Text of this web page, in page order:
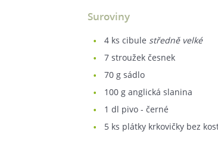
Suroviny
4 ks cibule středně velké
7 stroužek česnek
70 g sádlo
100 g anglická slanina
1 dl pivo - černé
5 ks plátky krkovičky bez